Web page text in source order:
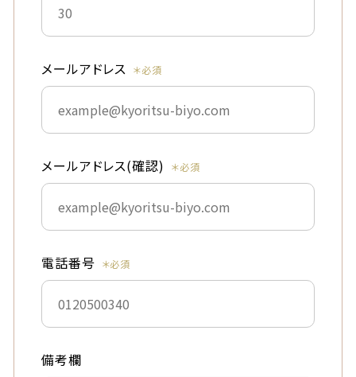
メールアドレス
メールアドレス(確認)
電話番号
備考欄